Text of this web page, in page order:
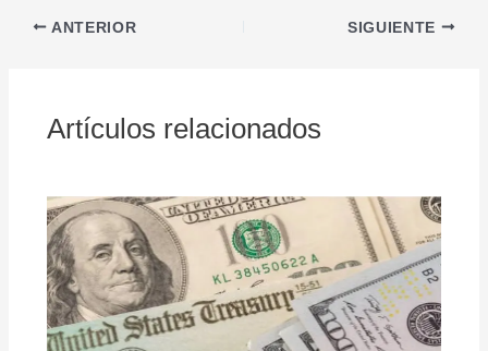
ANTERIOR SIGUIENTE
Artículos relacionados